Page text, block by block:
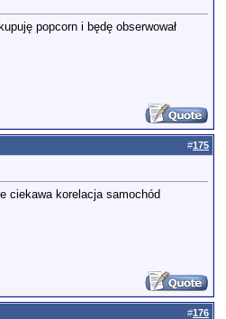
popcorn i będę obserwował
#175
ciekawa korelacja samochód
#176